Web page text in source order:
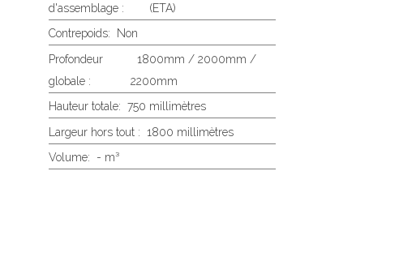
d'assemblage :
(ETA)
Contrepoids: Non
Profondeur
globale :
1800mm / 2000mm /
2200mm
Hauteur totale: 750 millimètres
Largeur hors tout : 1800 millimètres
Volume: - m³